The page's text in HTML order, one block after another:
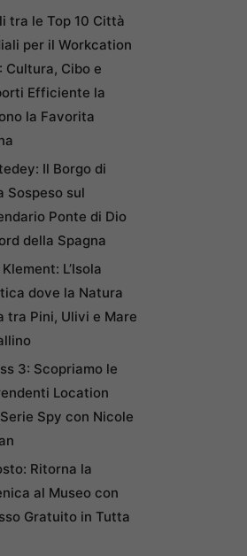
tra le Top 10 Città
per il Workcation
Cultura, Cibo e
Efficiente la
la Favorita
Il Borgo di
Sospeso sul
Ponte di Dio
della Spagna
L’Isola
dove la Natura
tra Pini, Ulivi e Mare
3: Scopriamo le
Location
Spy con Nicole
Ritorna la
al Museo con
Gratuito in Tutta